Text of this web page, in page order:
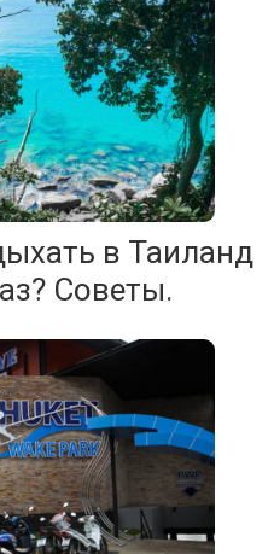
в Таиланд
Советы.